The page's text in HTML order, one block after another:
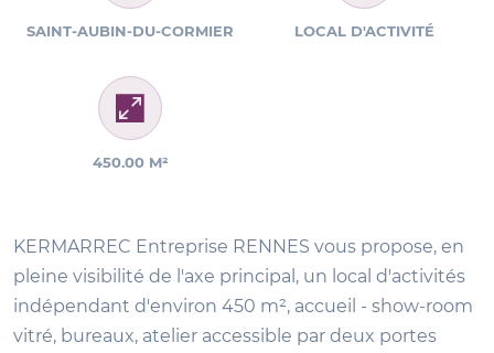
SAINT-AUBIN-DU-CORMIER LOCAL D'ACTIVITÉ
450.00 M²
KERMARREC Entreprise RENNES vous propose, en
pleine visibilité de l'axe principal, un local d'activités
indépendant d'environ 450 m², accueil - show-room
vitré, bureaux, atelier accessible par deux portes